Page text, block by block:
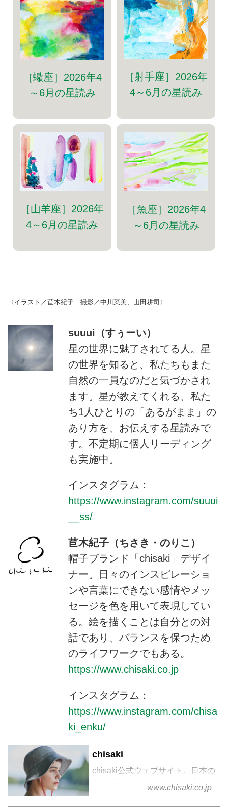
［蠍座］2026年4
～6月の星読み
［射手座］2026年
4～6月の星読み
［山羊座］2026年
4～6月の星読み
［魚座］2026年4
～6月の星読み
〈イラスト／苣木紀子 撮影／中川菜美、山田耕司〉
suuui（すぅーい）
星の世界に魅了されてる人。星
の世界を知ると、私たちもまた
自然の一員なのだと気づかされ
ます。星が教えてくれる、私た
ち1人ひとりの「あるがまま」の
あり方を、お伝えする星読みで
す。不定期に個人リーディング
も実施中。
インスタグラム：
https://www.instagram.com/suuui
__ss/
苣木紀子（ちさき・のりこ）
帽子ブランド「chisaki」デザイ
ナー。日々のインスピレーショ
ンや言葉にできない感情やメッ
セージを色を用いて表現してい
る。絵を描くことは自分との対
話であり、バランスを保つため
のライフワークでもある。
https://www.chisaki.co.jp
インスタグラム：
https://www.instagram.com/chisa
ki_enku/
chisaki
chisaki公式ウェブサイト。日本の
職人の技術、志の高さ、心遣いな
どに共感し、日本製に重きを置き
www.chisaki.co.jp